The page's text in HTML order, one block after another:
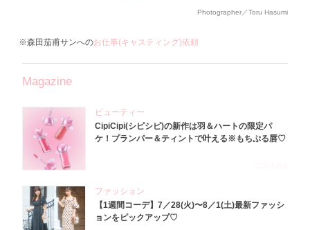
Photographer／Toru Hasumi
※森田茄甫サンへのお仕事(キャスティング)依頼
Magazine
ビューティー
CipiCipi(シピシピ)の新作は羽＆ハートの限定パ
ケ！プランパー＆ティントで叶える※もちぷる唇♡
ファッション
【1週間コーデ】7／28(火)〜8／1(土)最新ファッシ
ョンをピックアップ♡